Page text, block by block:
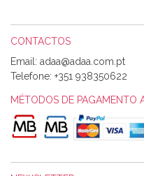
Olá boa Noite. Os
obrigada pelo miminho
de bordar e não sei o que
maravilhosamente ...
CONTACTOS
Email:
Telefone: +351 938350622
MÉTODOS DE PAGAMENTO